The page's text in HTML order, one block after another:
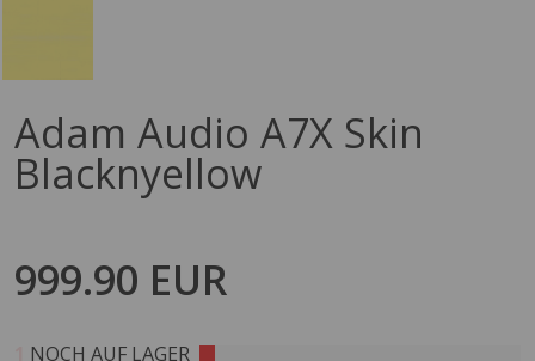
Adam Audio A7X Skin
Blacknyellow
999.90 EUR
NOCH AUF LAGER